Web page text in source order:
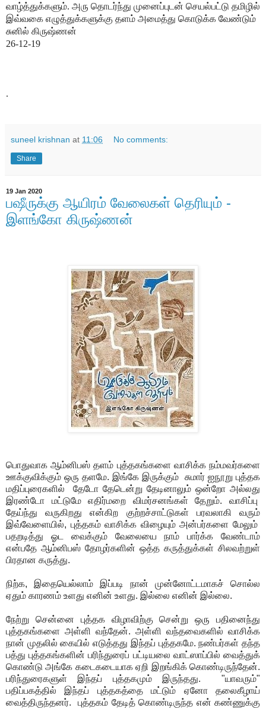
வாழ்த்துக்களும். அரு தொடர்ந்து முனைப்புடன் செயல்பட்டு தமிழில்
இவ்வகை எழுத்துக்களுக்கு தளம் அமைத்து கொடுக்க வேண்டும்
சுனில் கிருஷ்ணன்
26-12-19
.
suneel krishnan at 11:06 No comments:
Share
19 Jan 2020
பஷீருக்கு ஆயிரம் வேலைகள் தெரியும் -
இளங்கோ கிருஷ்ணன்
பொதுவாக ஆம்னிபஸ் தளம் புத்தகங்களை வாசிக்க நம்மவர்களை
ஊக்குவிக்கும் ஒரு தளமே. இங்கே இருக்கும் சுமார் ஐநூறு புத்தக
மதிப்புரைகளில்
தேடோ தேடென்று தேடினாலும் ஒன்றோ அல்லது
இரண்டோ மட்டுமே எதிர்மறை விமர்சனங்கள் தேறும்.வாசிப்பு
தேய்ந்து வருகிறது என்கிற குற்றச்சாட்டுகள் பரவலாகி வரும்
இவ்வேளையில், புத்தகம் வாசிக்க விழையும் அன்பர்களை மேலும்
பதறடித்து ஓட வைக்கும் வேலையை நாம் பார்க்க வேண்டாம்
என்பதே ஆம்னிபஸ் தோழர்களின் ஒத்த கருத்துக்கள் சிலவற்றுள்
பிரதான கருத்து.
நிற்க, இதையெல்லாம் இப்படி நான் முன்னோட்டமாகச் சொல்ல
ஏதும் காரணம் உளது எனின் உளது. இல்லை எனின் இல்லை.
நேற்று சென்னை புத்தக விழாவிற்கு சென்று ஒரு பதினைந்து
புத்தகங்களை அள்ளி வந்தேன். அள்ளி வந்தவைகளில் வாசிக்க
நான் முதலில் கையில் எடுத்தது இந்தப் புத்தகமே.நண்பர்கள் தந்த
பத்து புத்தகங்களின் பரிந்துரைப் பட்டியலை வாட்ஸாப்பில் வைத்துக்
கொண்டு அங்கே கடைகடையாக ஏறி இறங்கிக் கொண்டிருந்தேன்.
பரிந்துரைகளுள் இந்தப் புத்தகமும் இருந்தது. "யாவரும்"
பதிப்பகத்தில் இந்தப் புத்தகத்தை மட்டும் ஏனோ தலைகீழாய்
வைத்திருந்தனர்.
புத்தகம் தேடித் கொண்டிருந்த என் கண்ணுக்கு